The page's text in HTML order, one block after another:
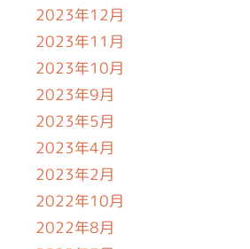
2023年12月
2023年11月
2023年10月
2023年9月
2023年5月
2023年4月
2023年2月
2022年10月
2022年8月